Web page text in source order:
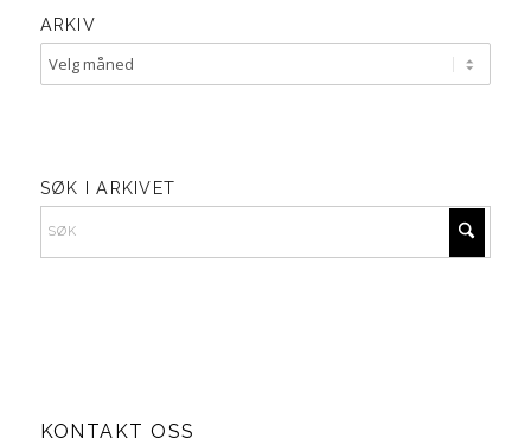
ARKIV
SØK I ARKIVET
KONTAKT OSS